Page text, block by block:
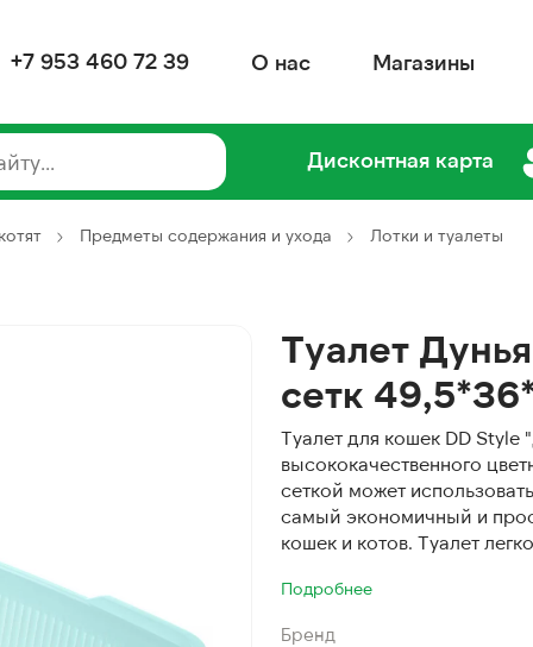
+7 953 460 72 39 О нас Магазины
Дисконтная карта
Предметы содержания и ухода Лотки и туалеты
Туалет
сетк
Туалет для кошек DD Style
высококачественного
сеткой может
самый экономичный и
кошек и котов. Туалет
Подробнее
Бренд